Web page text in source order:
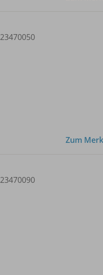
23470050
Zum
23470090